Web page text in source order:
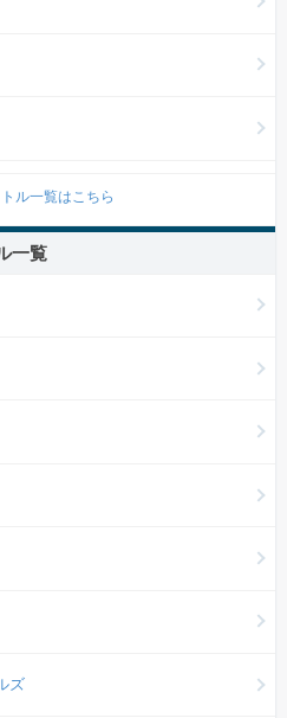
ル一覧はこちら
一覧
ズ